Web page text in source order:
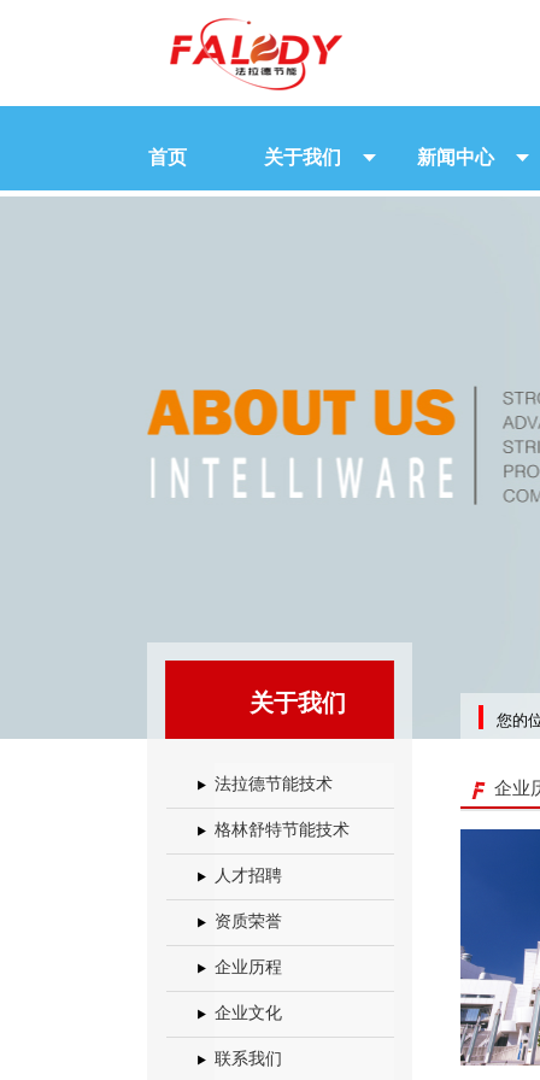
首页 关于我们 新闻中心
关于我们
您的
法拉德节能技术
格林舒特节能技术
人才招聘
资质荣誉
企业历程
企业文化
联系我们
企业